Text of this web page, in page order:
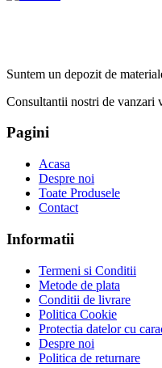
Suntem un depozit de
Consultantii nostri de vanzari
Pagini
Acasa
Despre noi
Toate Produsele
Contact
Informatii
Termeni si Conditii
Metode de plata
Conditii de livrare
Politica Cookie
Protectia datelor cu
Despre noi
Politica de returnare